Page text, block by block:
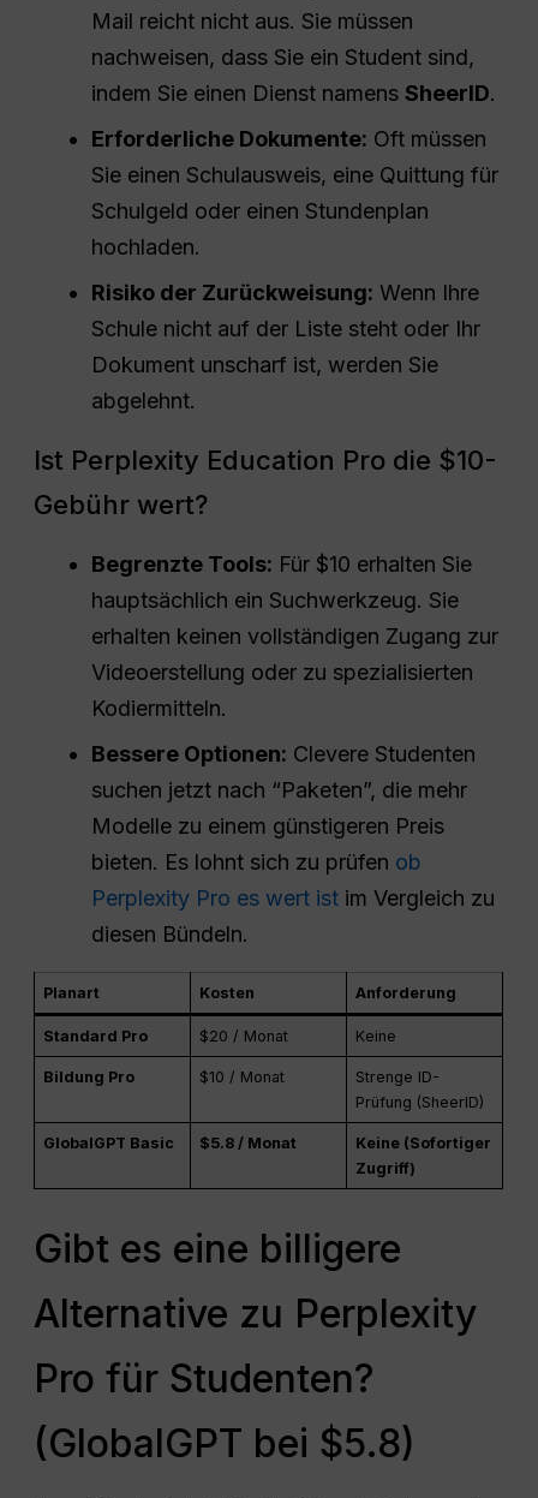
Mail reicht nicht aus. Sie müssen
nachweisen, dass Sie ein Student sind,
indem Sie einen Dienst namensSheerID.
Erforderliche Dokumente: Oft müssen
Sie einen Schulausweis, eine Quittung für
Schulgeld oder einen Stundenplan
hochladen.
Risiko der Zurückweisung: Wenn Ihre
Schule nicht auf der Liste steht oder Ihr
Dokument unscharf ist, werden Sie
abgelehnt.
Ist Perplexity Education Pro die $10-
Gebühr wert?
Begrenzte Tools: Für $10 erhalten Sie
hauptsächlich ein Suchwerkzeug. Sie
erhalten keinen vollständigen Zugang zur
Videoerstellung oder zu spezialisierten
Kodiermitteln.
Bessere Optionen: Clevere Studenten
suchen jetzt nach “Paketen”, die mehr
Modelle zu einem günstigeren Preis
bieten. Es lohnt sich zu prüfen ob
Perplexity Pro es wert ist im Vergleich zu
diesen Bündeln.
Planart Kosten Anforderung
Standard Pro $20 / Monat Keine
Bildung Pro $10 / Monat
Strenge ID-
Prüfung (SheerID)
GlobalGPT Basic $5.8 / Monat
Keine (Sofortiger
Zugriff)
Gibt es eine billigere
Alternative zu Perplexity
Pro für Studenten?
(GlobalGPT bei $5.8)